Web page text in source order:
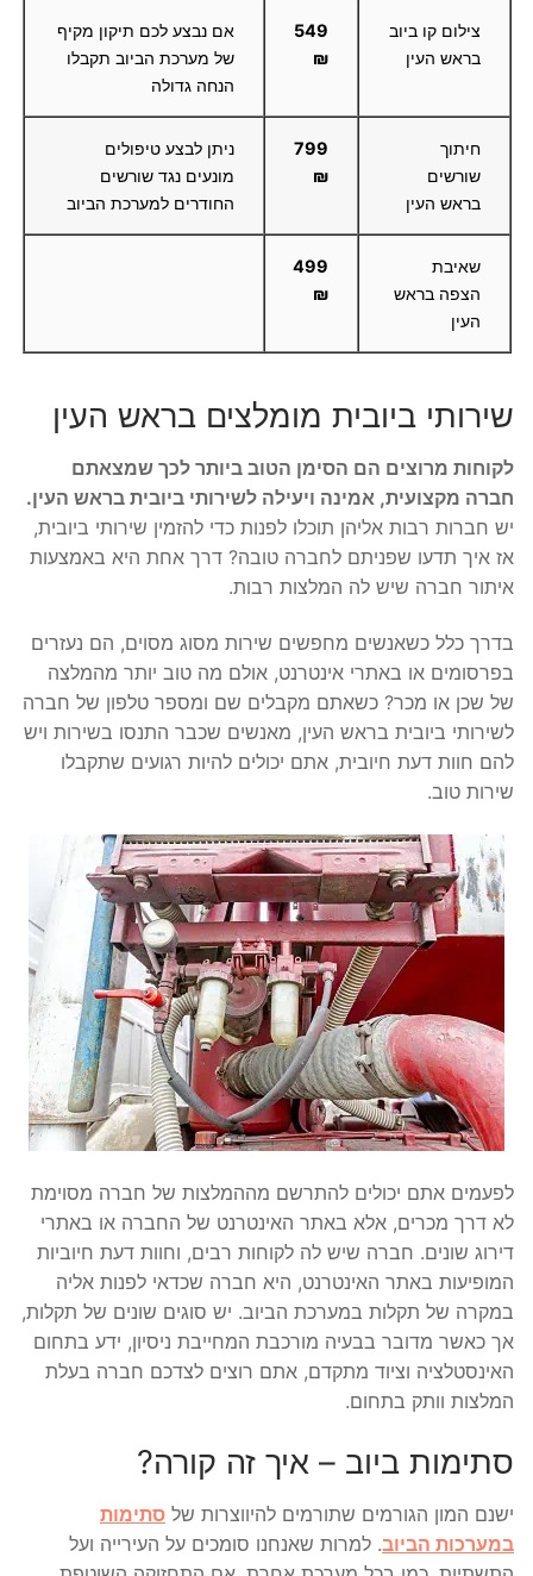
צילום קו ביוב
בראש העין
549
₪
אם נבצע לכם תיקון מקיף
של מערכת הביוב תקבלו
הנחה גדולה
חיתוך
שורשים
בראש העין
799
₪
ניתן לבצע טיפולים
מונעים נגד שורשים
החודרים למערכת הביוב
שאיבת
הצפה בראש
העין
499
₪
שירותי ביובית מומלצים בראש העין
לקוחות מרוצים הם הסימן הטוב ביותר לכך שמצאתם
חברה מקצועית, אמינה ויעילה לשירותי ביובית בראש העין.
יש חברות רבות אליהן תוכלו לפנות כדי להזמין שירותי ביובית,
אז איך תדעו שפניתם לחברה טובה? דרך אחת היא באמצעות
איתור חברה שיש לה המלצות רבות.
בדרך כלל כשאנשים מחפשים שירות מסוג מסוים, הם נעזרים
בפרסומים או באתרי אינטרנט, אולם מה טוב יותר מהמלצה
של שכן או מכר? כשאתם מקבלים שם ומספר טלפון של חברה
לשירותי ביובית בראש העין, מאנשים שכבר התנסו בשירות ויש
להם חוות דעת חיובית, אתם יכולים להיות רגועים שתקבלו
שירות טוב.
לפעמים אתם יכולים להתרשם מההמלצות של חברה מסוימת
לא דרך מכרים, אלא באתר האינטרנט של החברה או באתרי
דירוג שונים. חברה שיש לה לקוחות רבים, וחוות דעת חיוביות
המופיעות באתר האינטרנט, היא חברה שכדאי לפנות אליה
במקרה של תקלות במערכת הביוב. יש סוגים שונים של תקלות,
אך כאשר מדובר בבעיה מורכבת המחייבת ניסיון, ידע בתחום
האינסטלציה וציוד מתקדם, אתם רוצים לצדכם חברה בעלת
המלצות וותק בתחום.
סתימות ביוב – איך זה קורה?
ישנם המון הגורמים שתורמים להיווצרות של סתימות
במערכות הביוב. למרות שאנחנו סומכים על העירייה ועל